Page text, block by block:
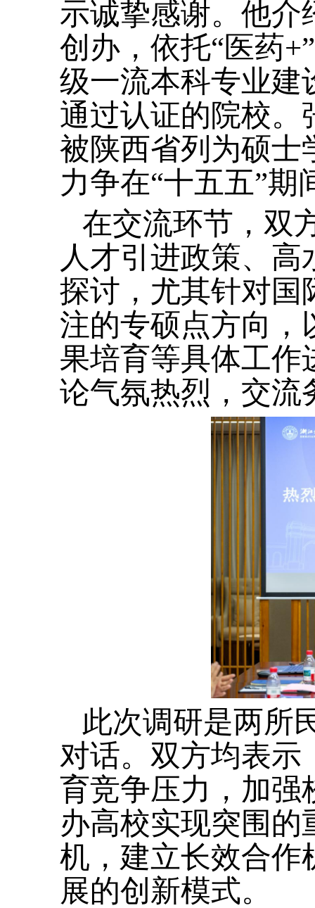
示诚挚感谢。他介
创办，依托“医药
级一流本科专业建
通过认证的院校。
被陕西省列为硕士
力争在“十五五”期
在交流环节，双
人才引进政策、
探讨，尤其针对国
注的专硕点方向，
果培育等具体工作
论气氛热烈，交流
此次调研是两所
对话。双方均表示
育竞争压力，加强
办高校实现突围的
机，建立长效合作
展的创新模式。